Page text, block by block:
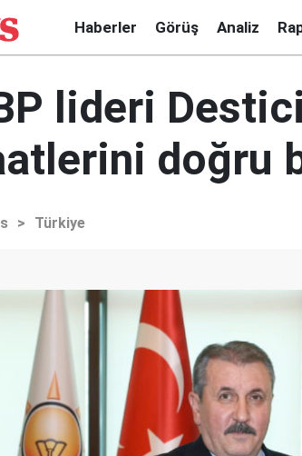
Haberler Görüş Analiz
lideri
doğru
> Türkiye